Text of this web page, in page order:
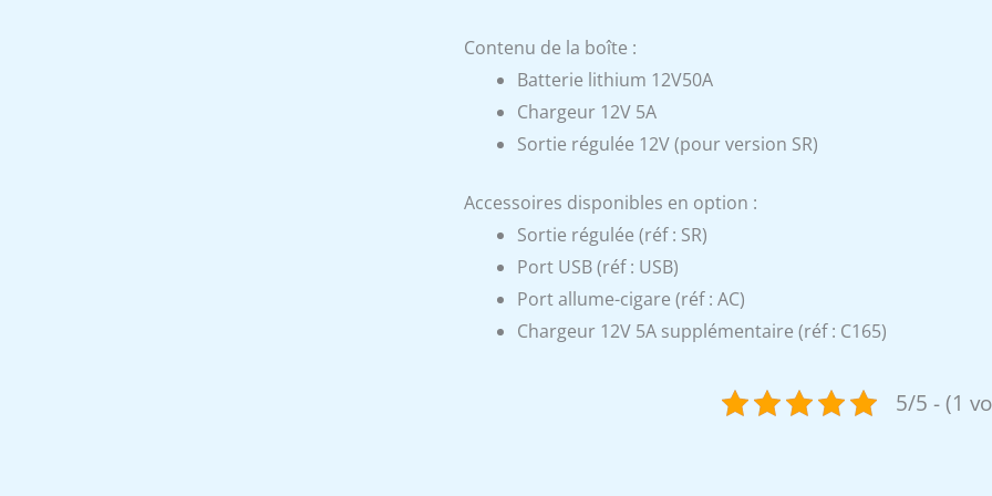
Contenu de la boîte :
Batterie lithium 12V50A
Chargeur 12V 5A
Sortie régulée 12V (pour version SR)
Accessoires disponibles en option :
Sortie régulée (réf : SR)
Port USB (réf : USB)
Port allume-cigare (réf : AC)
Chargeur 12V 5A supplémentaire (réf : C165)
5/5 - (1